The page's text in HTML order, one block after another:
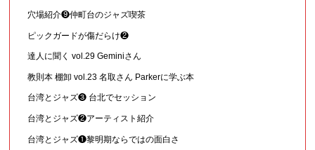
穴場紹介❾仲町台のジャズ喫茶
ピックガードが傷だらけ❷
達人に聞く vol.29 Geminiさん
教則本 棚卸 vol.23 名取さん Parkerに学ぶ本
台湾とジャズ❸ 台北でセッション
台湾とジャズ❷アーティスト紹介
台湾とジャズ❶黎明期ならではの面白さ